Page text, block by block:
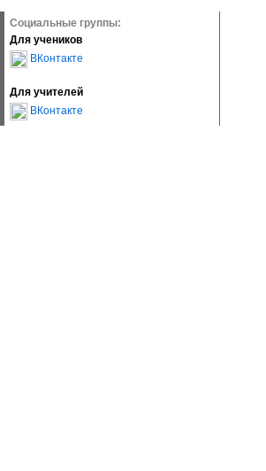
Социальные группы:
Для учеников
ВКонтакте
Для учителей
ВКонтакте